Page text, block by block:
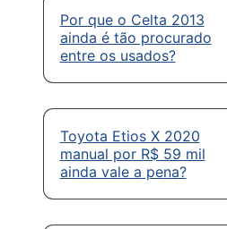
Por que o Celta 2013
ainda é tão procurado
entre os usados?
Toyota Etios X 2020
manual por R$ 59 mil
ainda vale a pena?